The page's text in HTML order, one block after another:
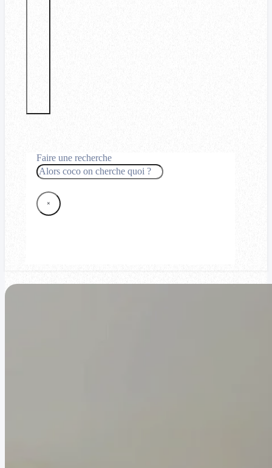
Faire une recherche
Rechercher
×